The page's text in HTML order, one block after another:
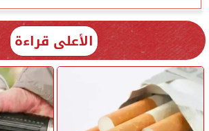
الأعلى قراءة